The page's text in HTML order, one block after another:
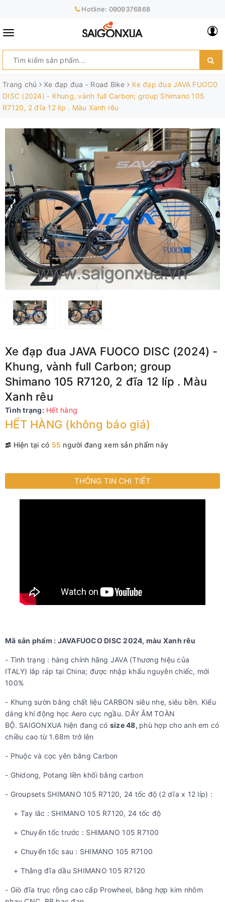
Hotline: 0909376868
Trang chủ Xe đạp đua - Road Bike
Xe đạp đua JAVA FUOCO
DISC (2024) - Khung, vành full Carbon; group Shimano 105
R7120, 2 đĩa 12 líp . Màu Xanh rêu
Xe đạp đua JAVA FUOCO DISC (2024) -
Khung, vành full Carbon; group
Shimano 105 R7120, 2 đĩa 12 líp . Màu
Xanh rêu
Tình trạng: Hết hàng
HẾT HÀNG (không báo giá)
Hiện tại có 55 người đang xem sản phẩm này
THÔNG TIN CHI TIẾT
Mã sản phẩm : JAVAFUOCO DISC 2024, màu Xanh rêu
- Tình trạng : hàng chính hãng JAVA (Thương hiệu của
ITALY) lắp ráp tại China; được nhập khẩu nguyên chiếc, mới
100%
- Khung sườn bằng chất liệu CARBON siêu nhẹ, siêu bền. Kiểu
dáng khí động học Aero cực ngầu. DÂY ÂM TOÀN
BỘ. SAIGONXUA hiện đang có size 48, phù hợp cho anh em có
chiều cao từ 1.68m trở lên
- Phuộc và cọc yên bằng Carbon
- Ghidong, Potang liền khối bằng carbon
- Groupsets SHIMANO 105 R7120, 24 tốc độ (2 dĩa x 12 líp) :
+ Tay lắc : SHIMANO 105 R7120, 24 tốc độ
+ Chuyển tốc trước : SHIMANO 105 R7100
+ Chuyển tốc sau : SHIMANO 105 R7100
+ Thắng đĩa dầu SHIMANO 105 R7120
- Giò đĩa trục rỗng cao cấp Prowheel, bằng hợp kim nhôm